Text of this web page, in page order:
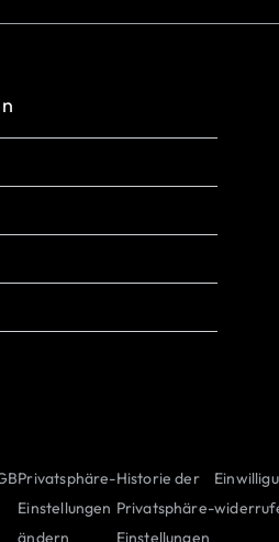
Stories
Testing
Privatsphäre-
Einstellungen
ändern
Historie der
Privatsphäre-
Einstellungen